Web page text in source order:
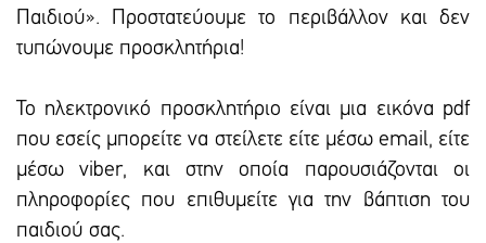
Παιδιού». Προστατεύουμε το περιβάλλον και δεν
τυπώνουμε προσκλητήρια!
To ηλεκτρονικό προσκλητήριο είναι μια εικόνα pdf
που εσείς μπορείτε να στείλετε είτε μέσω email, είτε
μέσω viber, και στην οποία παρουσιάζονται οι
πληροφορίες που επιθυμείτε για την βάπτιση του
παιδιού σας.